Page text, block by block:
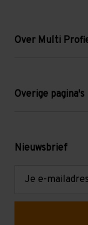
Over Multi
Blog
Levering en
Overige pagina's
Mezzanine
Nieuwsbrief